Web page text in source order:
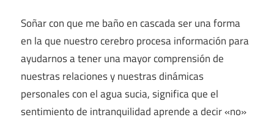
Soñar con que me baño en cascada ser una forma
en la que nuestro cerebro procesa información para
ayudarnos a tener una mayor comprensión de
nuestras relaciones y nuestras dinámicas
personales con el agua sucia, significa que el
sentimiento de intranquilidad aprende a decir «no»